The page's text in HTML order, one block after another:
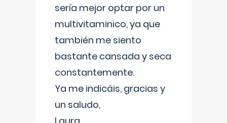
sería mejor optar por un
multivitaminico, ya que
también me siento
bastante cansada y seca
constantemente.
Ya me indicáis, gracias y
un saludo,